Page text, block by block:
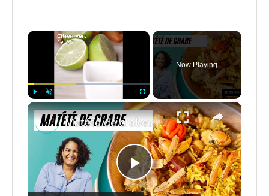
×
Fullscreen
Now Playing
×
P
Matété de crabes (ou matoutou de crabes)